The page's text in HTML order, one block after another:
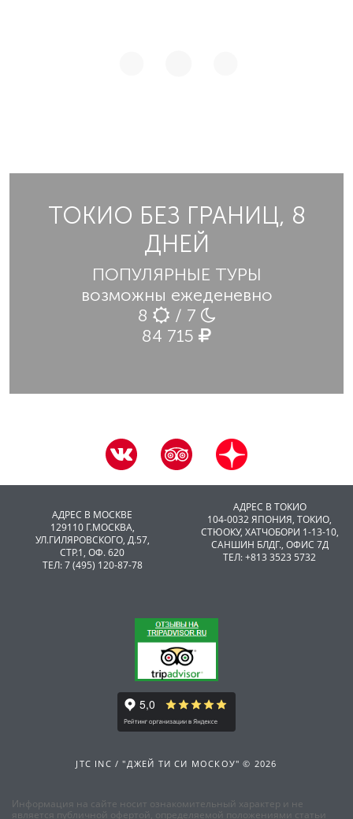
ТОКИО БЕЗ ГРАНИЦ, 8
ДНЕЙ
ПОПУЛЯРНЫЕ ТУРЫ
возможны ежеденевно
8
/ 7
84 715
АДРЕС В МОСКВЕ
129110 Г.МОСКВА,
УЛ.ГИЛЯРОВСКОГО, Д.57,
СТР.1, ОФ. 620
ТЕЛ: 7 (495) 120-87-78
АДРЕС В ТОКИО
104-0032 ЯПОНИЯ, ТОКИО,
CТЮОКУ, ХАТЧОБОРИ 1-13-10,
САНШИН БЛДГ., ОФИС 7Д
ТЕЛ: +813 3523 5732
JTC INC / "ДЖЕЙ ТИ СИ МОСКОУ" © 2026
Информация на сайте носит ознакомительный характер и не
является публичной офертой, определяемой положениями статьи